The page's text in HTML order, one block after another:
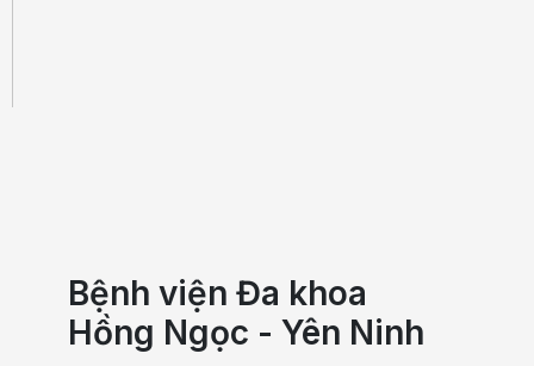
Bệnh viện Đa khoa
Hồng Ngọc - Yên Ninh